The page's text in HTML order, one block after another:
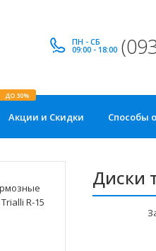
ПН - СБ
09:00 - 18:00
Акции и Скидки
ДО 30%
Способы
R-15
Диски